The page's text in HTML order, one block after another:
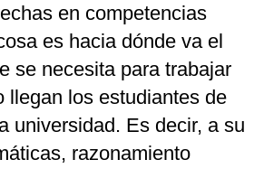
en competencias
es hacia dónde va el
se necesita para trabajar
llegan los estudiantes de
universidad. Es decir, a su
razonamiento